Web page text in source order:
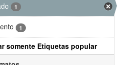
1
1
somente Etiquetas popular